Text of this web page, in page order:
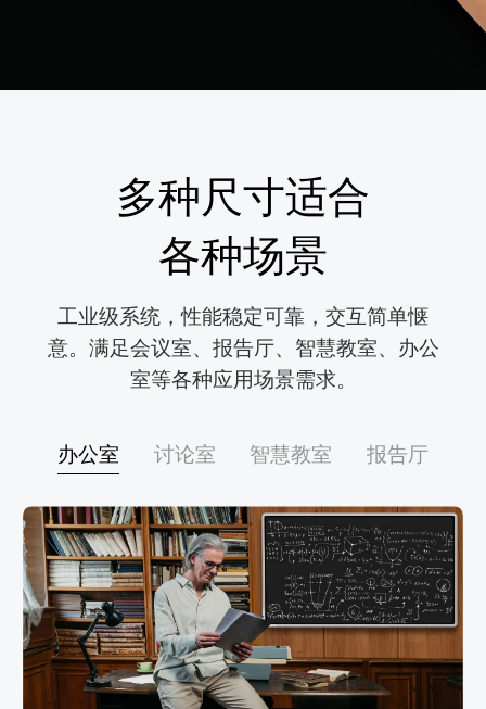
多种尺寸适合
各种场景
工业级系统，性能稳定可靠，交互简单惬
意。满足会议室、报告厅、智慧教室、办公
室等各种应用场景需求。
办公室 讨论室 智慧教室 报告厅